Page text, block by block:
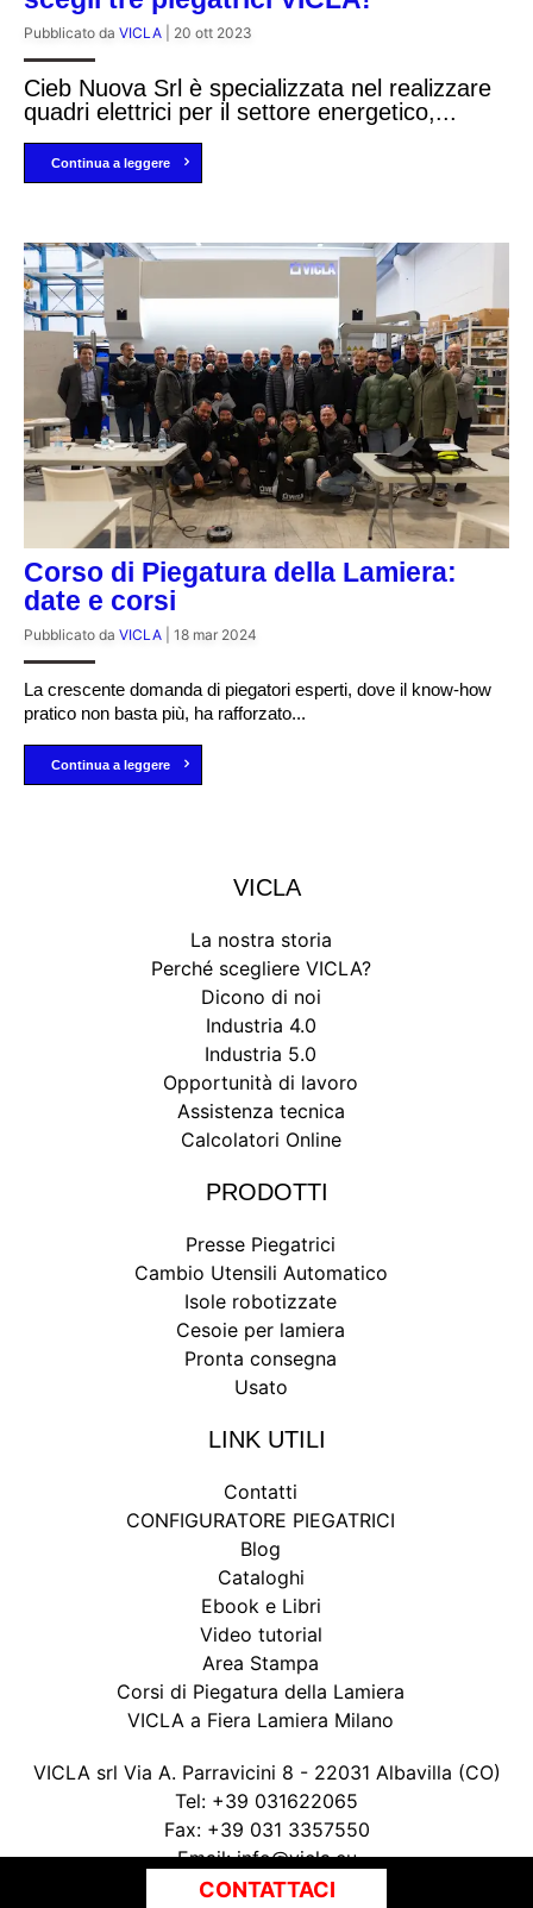
Pubblicato da VICLA 20 ott 2023
Cieb Nuova Srl è specializzata nel realizzare
quadri elettrici per il settore energetico,...
Continua a leggere
Corso di Piegatura della Lamiera:
date e corsi
Pubblicato da VICLA 18 mar 2024
La crescente domanda di piegatori esperti, dove il know-how
pratico non basta più, ha rafforzato...
Continua a leggere
VICLA
La nostra storia
Perché scegliere VICLA?
Dicono di noi
Industria 4.0
Industria 5.0
Opportunità di lavoro
Assistenza tecnica
Calcolatori Online
PRODOTTI
Presse Piegatrici
Cambio Utensili Automatico
Isole robotizzate
Cesoie per lamiera
Pronta consegna
Usato
LINK UTILI
Contatti
CONFIGURATORE PIEGATRICI
Blog
Cataloghi
Ebook e Libri
Video tutorial
Area Stampa
Corsi di Piegatura della Lamiera
VICLA a Fiera Lamiera Milano
VICLA srl Via A. Parravicini 8 - 22031 Albavilla (CO)
Tel: +39 031622065
Fax: +39 031 3357550
Email:info@vicla.eu
P. IVA 03147300135
CONTATTACI